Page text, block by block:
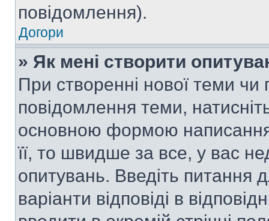
повідомлення).
Догори
» Як мені створити
При створенні нової теми чи
повідомлення теми,
основною формою
її, то швидше за все, у вас
опитувань. Введіть питання
варіанти відповіді в